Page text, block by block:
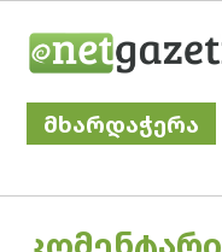
მხარდაჭერა
POSTED